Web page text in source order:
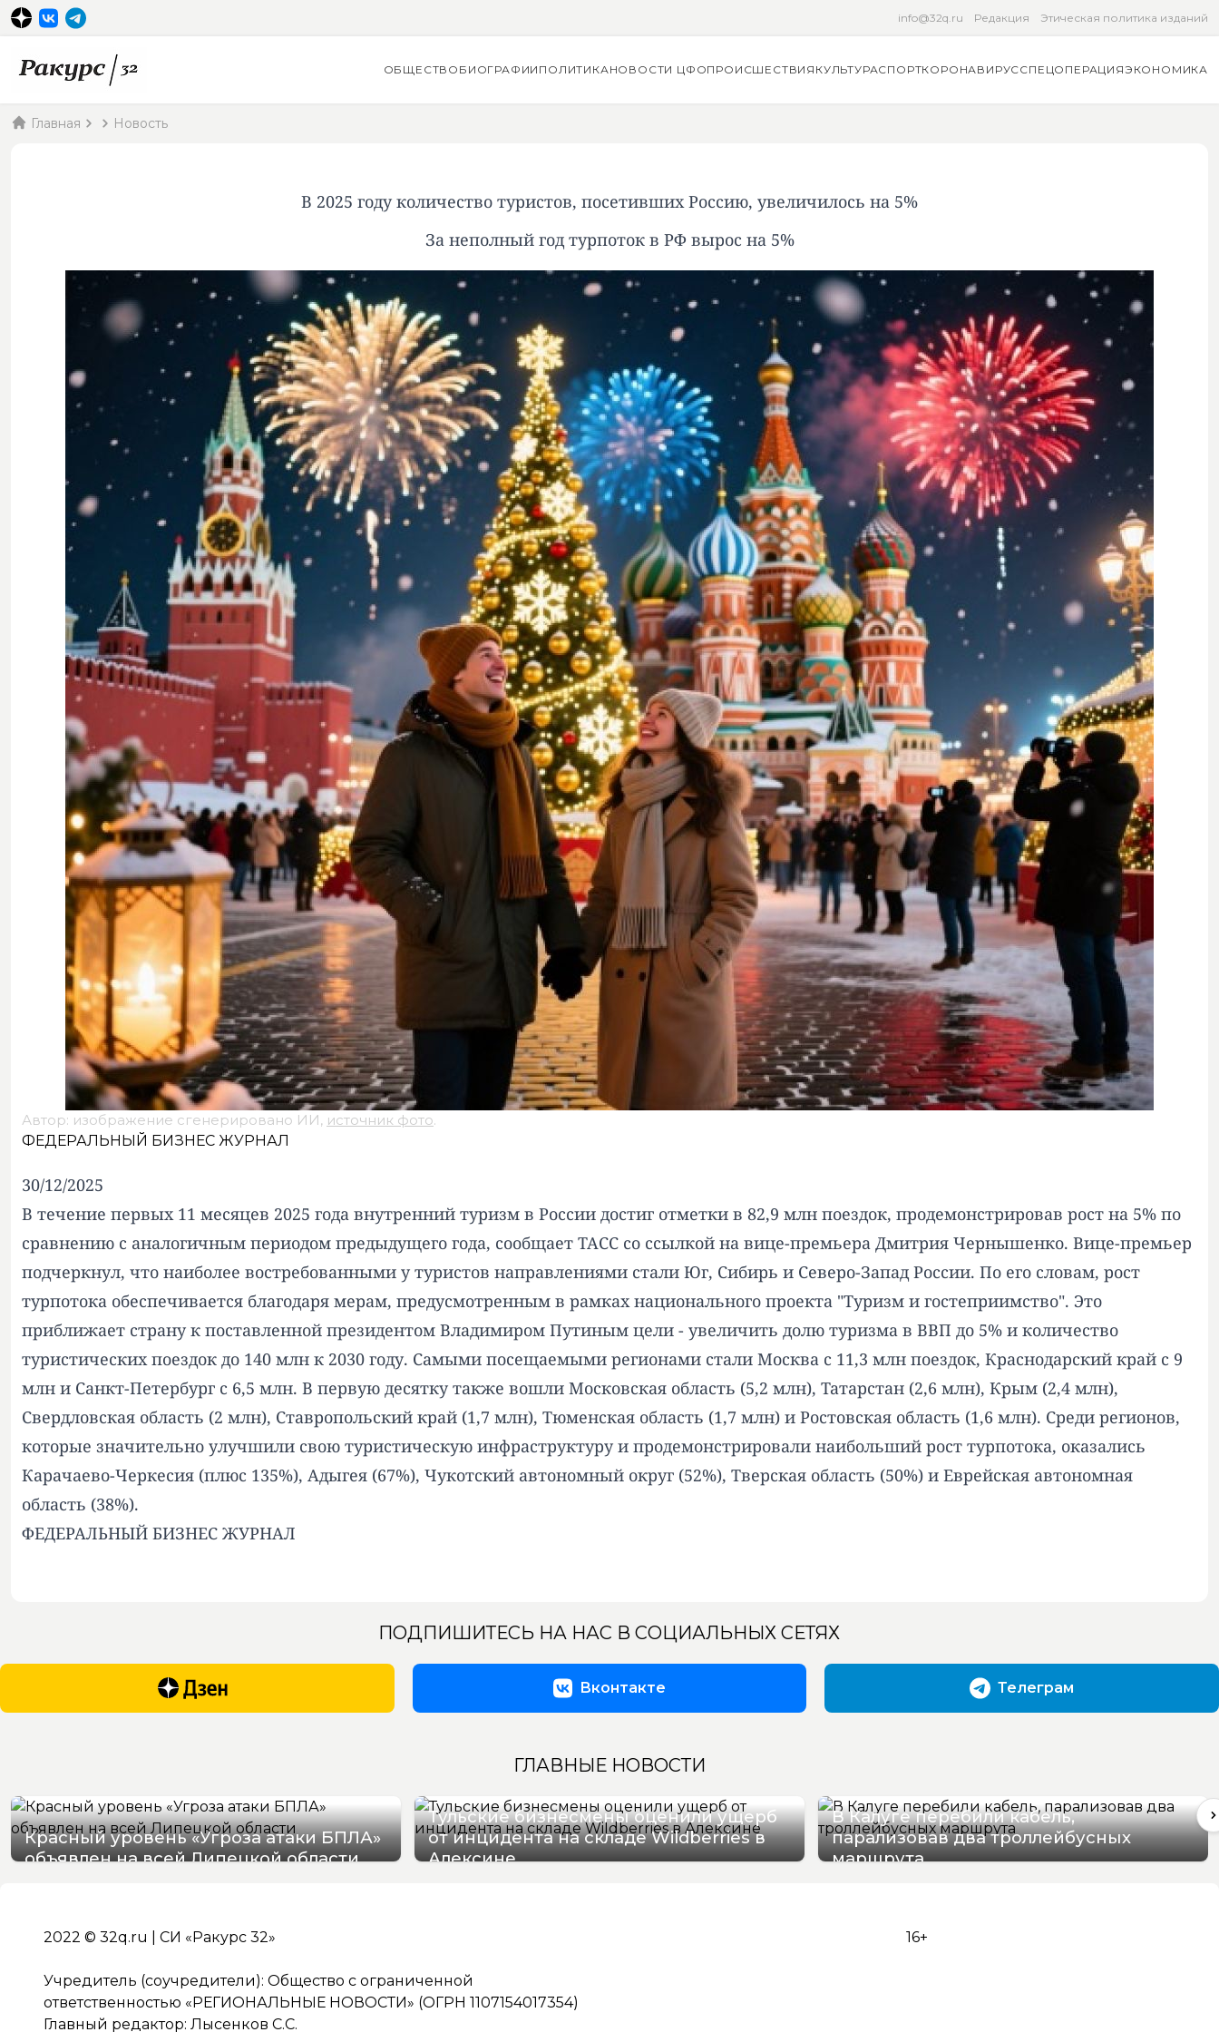
info@32q.ru Редакция Этическая политика изданий
ОБЩЕСТВО БИОГРАФИИ ПОЛИТИКАНОВОСТИ ЦФОПРОИСШЕСТВИЯ КУЛЬТУРАСПОРТКОРОНАВИРУССПЕЦОПЕРАЦИЯЭКОНОМИКА
Главная Новость
В 2025 году количество туристов, посетивших Россию, увеличилось на 5%
За неполный год турпоток в РФ вырос на 5%
Автор: изображение сгенерировано ИИ, источник фото.
ФЕДЕРАЛЬНЫЙ БИЗНЕС ЖУРНАЛ
30/12/2025
В течение первых 11 месяцев 2025 года внутренний туризм в России достиг отметки в 82,9 млн поездок, продемонстрировав рост на 5% по
сравнению с аналогичным периодом предыдущего года, сообщает ТАСС со ссылкой на вице-премьера Дмитрия Чернышенко. Вице-премьер
подчеркнул, что наиболее востребованными у туристов направлениями стали Юг, Сибирь и Северо-Запад России. По его словам, рост
турпотока обеспечивается благодаря мерам, предусмотренным в рамках национального проекта "Туризм и гостеприимство". Это
приближает страну к поставленной президентом Владимиром Путиным цели - увеличить долю туризма в ВВП до 5% и количество
туристических поездок до 140 млн к 2030 году. Самыми посещаемыми регионами стали Москва с 11,3 млн поездок, Краснодарский край с 9
млн и Санкт-Петербург с 6,5 млн. В первую десятку также вошли Московская область (5,2 млн), Татарстан (2,6 млн), Крым (2,4 млн),
Свердловская область (2 млн), Ставропольский край (1,7 млн), Тюменская область (1,7 млн) и Ростовская область (1,6 млн). Среди регионов,
которые значительно улучшили свою туристическую инфраструктуру и продемонстрировали наибольший рост турпотока, оказались
Карачаево-Черкесия (плюс 135%), Адыгея (67%), Чукотский автономный округ (52%), Тверская область (50%) и Еврейская автономная
область (38%).
ФЕДЕРАЛЬНЫЙ БИЗНЕС ЖУРНАЛ
ПОДПИШИТЕСЬ НА НАС В СОЦИАЛЬНЫХ СЕТЯХ
Вконтакте Телеграм
ГЛАВНЫЕ НОВОСТИ
Красный уровень «Угроза атаки БПЛА»
объявлен на всей Липецкой области
Тульские бизнесмены оценили ущерб
от инцидента на складе Wildberries в
Алексине
В Калуге перебили кабель,
парализовав два троллейбусных
маршрута
2022 © 32q.ru | СИ «Ракурс 32»
Учредитель (соучредители): Общество с ограниченной
ответственностью «РЕГИОНАЛЬНЫЕ НОВОСТИ» (ОГРН 1107154017354)
Главный редактор: Лысенков С.С.
16+